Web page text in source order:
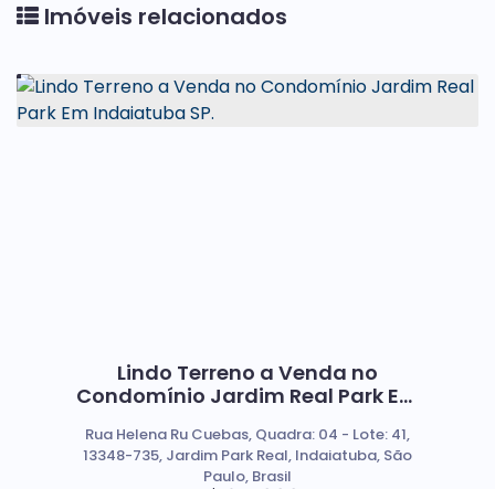
Imóveis relacionados
Lindo Terreno a Venda no
Condomínio Jardim Real Park Em
Rua Helena Ru Cuebas, Quadra: 04 - Lote: 41,
13348-735, Jardim Park Real, Indaiatuba, São
Paulo, Brasil